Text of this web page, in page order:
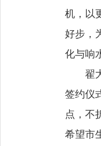
机，以
好步，
化与响
翟
签约仪
点，不
希望市